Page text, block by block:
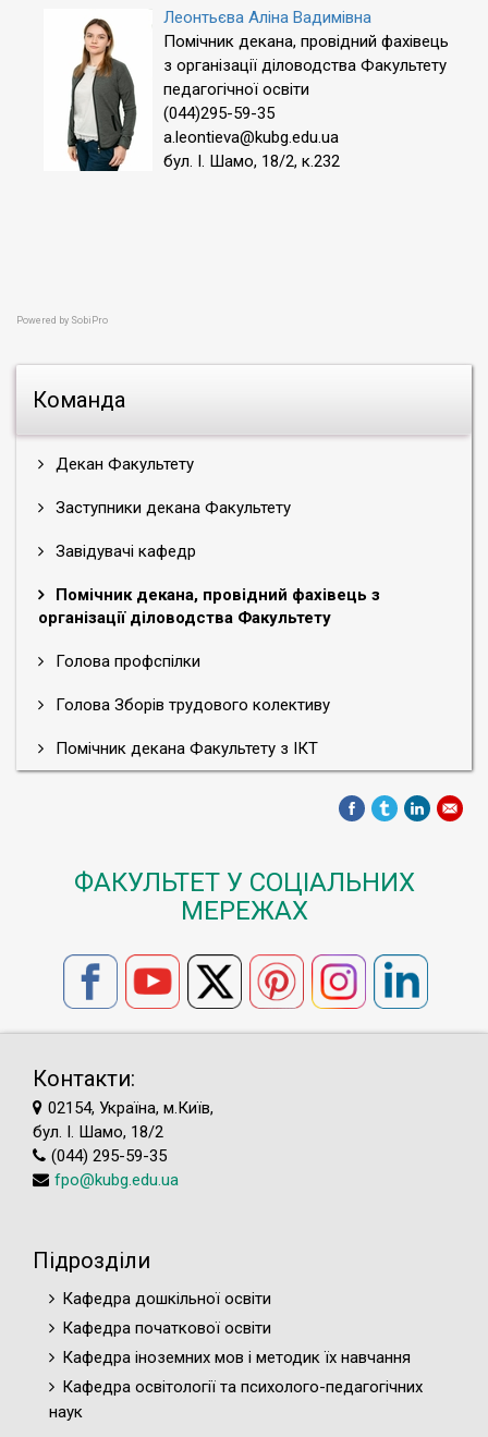
Команда
Декан Факультету
Заступники декана Факультету
Завідувачі кафедр
Помічник декана, провідний фахівець з
організації діловодства Факультету
Голова профспілки
Голова Зборів трудового колективу
Помічник декана Факультету з ІКТ
Леонтьєва Аліна Вадимівна
Помічник декана, провідний фахівець
з організації діловодства Факультету
педагогічної освіти
(044)295-59-35
a.leontieva@kubg.edu.ua
бул. І. Шамо, 18/2, к.232
Powered by SobiPro
ФАКУЛЬТЕТ У СОЦІАЛЬНИХ
МЕРЕЖАХ
Контакти:
02154, Україна, м.Київ,
бул. І. Шамо, 18/2
(044) 295-59-35
fpo@kubg.edu.ua
Підрозділи
Кафедра дошкільної освіти
Кафедра початкової освіти
Кафедра іноземних мов і методик їх навчання
Кафедра освітології та психолого-педагогічних
наук